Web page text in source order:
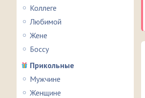
Коллеге
Любимой
Жене
Боссу
Прикольные
Мужчине
Женщине